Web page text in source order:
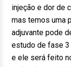
injeção e dor de
mas temos uma
adjuvante pode
estudo de fase 3
e ele será feito